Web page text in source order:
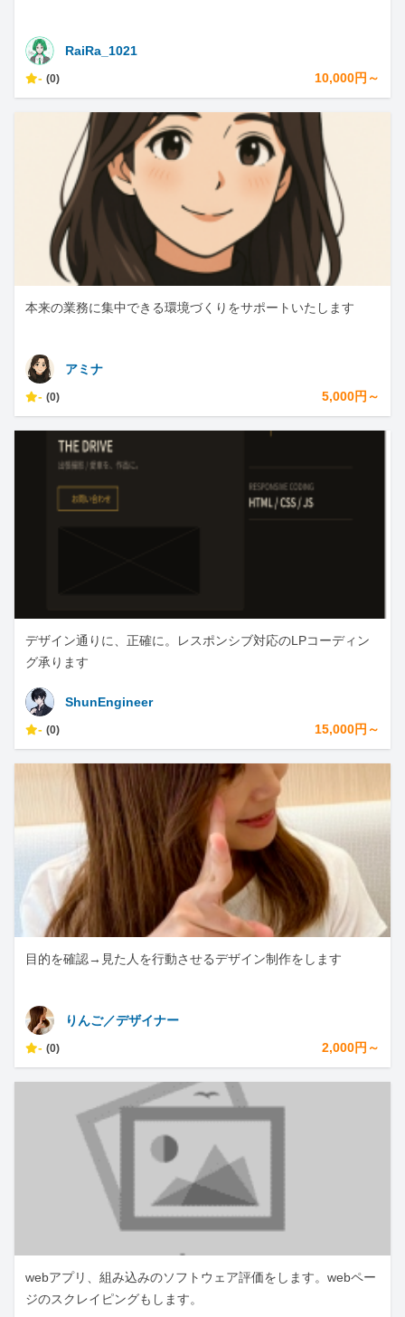
RaiRa_1021
- (0) 10,000円～
本来の業務に集中できる環境づくりをサポートいたします
アミナ
- (0) 5,000円～
デザイン通りに、正確に。レスポンシブ対応のLPコーディン
グ承ります
ShunEngineer
- (0) 15,000円～
目的を確認→見た人を行動させるデザイン制作をします
りんご／デザイナー
- (0) 2,000円～
webアプリ、組み込みのソフトウェア評価をします。webペー
ジのスクレイピングもします。